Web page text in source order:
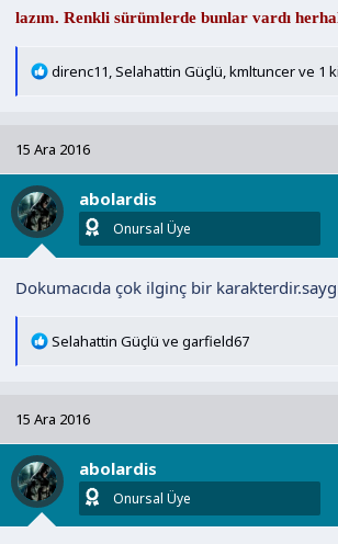
lazım. Renkli sürümlerde bunlar vardı
T
i
l
e
r
direnc11,Selahattin Güçlü,kmltuncerve 1
15 Ara 2016
abolardis
Onursal Üye
Dokumacıda çok ilginç bir
T
i
l
e
r
Selahattin Güçlü ve garfield67
15 Ara 2016
abolardis
Onursal Üye